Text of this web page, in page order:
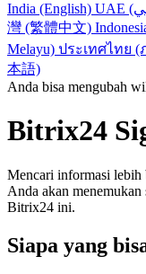
India (English)
灣 (繁體中文)
Melayu) ประเทศไทย (
本語)
Anda bisa mengubah
Bitrix24
Mencari informasi
Anda akan
Bitrix24 ini.
Siapa yang